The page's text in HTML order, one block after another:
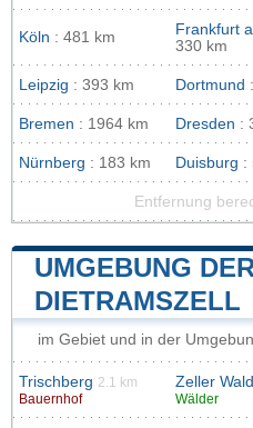
Köln : 481 km Frankfurt
330 km
Leipzig : 393 km Dortmund
Bremen : 1964 km Dresden :
Nürnberg : 183 km Duisburg :
Entfernung
UMGEBUNG
DIETRAMSZELL
im Gebiet und in der
Trischberg 2.1 km
Bauernhof
Zeller Wald
Wälder